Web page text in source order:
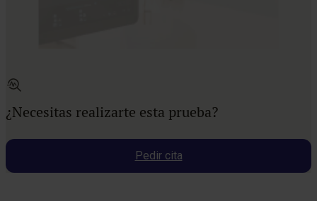
¿Necesitas realizarte esta prueba?
Pedir cita